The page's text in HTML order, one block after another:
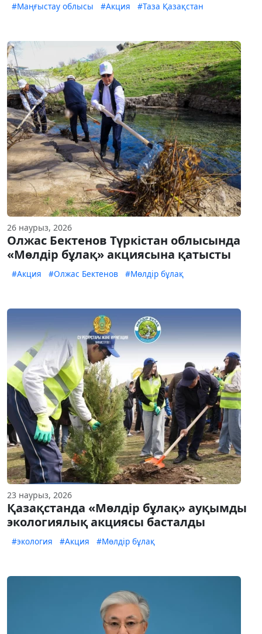
#Маңғыстау облысы #Акция #Таза Қазақстан
26 наурыз, 2026
Олжас Бектенов Түркістан облысында
«Мөлдір бұлақ» акциясына қатысты
#Акция #Олжас Бектенов #Мөлдір бұлақ
23 наурыз, 2026
Қазақстанда «Мөлдір бұлақ» ауқымды
экологиялық акциясы басталды
#экология #Акция #Мөлдір бұлақ